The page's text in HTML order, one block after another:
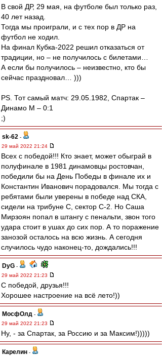
В свой ДР, 29 мая, на футболе был только раз,
40 лет назад.
Тогда мы проиграли, и с тех пор в ДР на
футбол не ходил.
На финал Кубка-2022 решил отказаться от
традиции, но – не получилось с билетами…
А если бы получилось – неизвестно, кто бы
сейчас праздновал… )))
PS. Тот самый матч: 29.05.1982, Спартак –
Динамо М – 0:1
;)
sk-62 -
29 май 2022 21:24
Всех с победой!!! Кто знает, может обыграй в
полуфинале в 1981 динамовцы ростовчан,
победили бы на День Победы в финале их и
Константин Иванович порадовался. Мы тогда с
ребятами были уверены в победе над СКА,
сидели на трибуне С, сектор С-2. Но Саша
Мирзоян попал в штангу с пенальти, звон того
удара стоит в ушах до сих пор. А то поражение
занозой осталось на всю жизнь. А сегодня
случилось чудо наконец-то, дождались!!!
DyG -
29 май 2022 21:23
С победой, друзья!!!
Хорошее настроение на всё лето!))
МосфОлд -
29 май 2022 21:23
Ну, - за Спартак, за Россию и за Максим!)))))
Карелин -